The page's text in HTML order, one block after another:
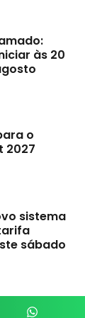
às 20
o
2027
sistema
sábado